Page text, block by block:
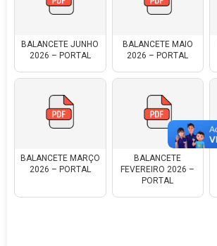
BALANCETE JUNHO
2026 – PORTAL
BALANCETE MAIO
2026 – PORTAL
BALANCETE MARÇO
2026 – PORTAL
BALANCETE
FEVEREIRO 2026 –
PORTAL